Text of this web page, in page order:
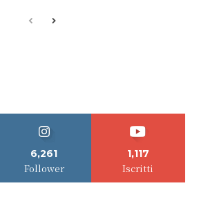
6,261
Follower
1,117
Iscritti